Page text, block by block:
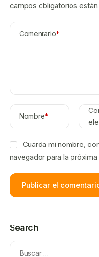
campos obligatorios
Comentario*
Nombre*
Guarda mi nombre,
navegador para la
Search